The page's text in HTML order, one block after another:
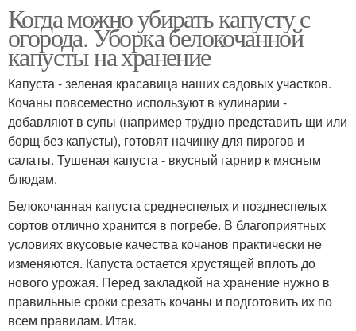
Когда можно убирать капусту с
огорода. Уборка белокочанной
капусты на хранение
Капуста - зеленая красавица наших садовых участков.
Кочаны повсеместно используют в кулинарии -
добавляют в супы (например трудно представить щи или
борщ без капусты), готовят начинку для пирогов и
салаты. Тушеная капуста - вкусный гарнир к мясным
блюдам.
Белокочанная капуста среднеспелых и позднеспелых
сортов отлично хранится в погребе. В благоприятных
условиях вкусовые качества кочанов практически не
изменяются. Капуста остается хрустящей вплоть до
нового урожая. Перед закладкой на хранение нужно в
правильные сроки срезать кочаны и подготовить их по
всем правилам. Итак.